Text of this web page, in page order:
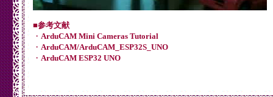
■参考文献
・ ArduCAM Mini Cameras Tutorial
・ ArduCAM/ArduCAM_ESP32S_UNO
・ ArduCAM ESP32 UNO